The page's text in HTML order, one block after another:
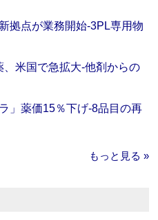
拠点が業務開始‐3PL専用物
、米国で急拡大‐他剤からの
」薬価15％下げ‐8品目の再
もっと見る »